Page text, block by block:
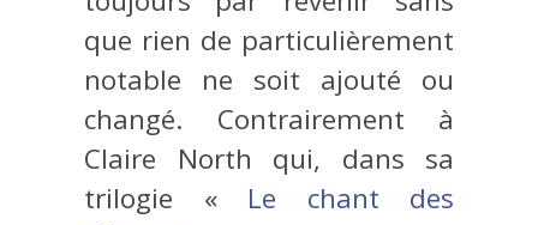
que rien de particulièrement
notable ne soit ajouté ou
changé. Contrairement à
Claire North qui, dans sa
trilogie « Le chant des